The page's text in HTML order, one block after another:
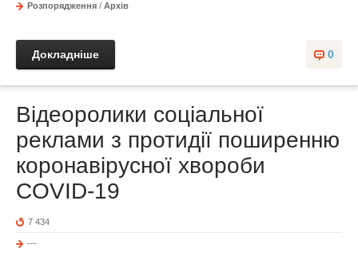
Розпорядження / Архів
0
Докладніше
Відеоролики соціальної
реклами з протидії поширенню
коронавірусної хвороби
COVID-19
7 434
---